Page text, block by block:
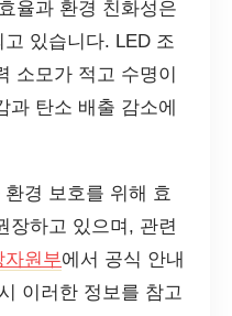
율과 환경 친화성은
있습니다. LED 조
소모가 적고 수명이
과 탄소 배출 감소에
경 보호를 위해 효
장하고 있으며, 관련
자원부에서 공식 안내
이러한 정보를 참고